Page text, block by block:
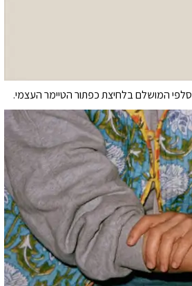
המושלם בלחיצת כפתור הטיימר העצמי.